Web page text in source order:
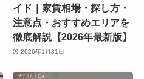
イド｜家賃相場・探し方・
注意点・おすすめエリアを
徹底解説【2026年最新版】
2026年1月31日